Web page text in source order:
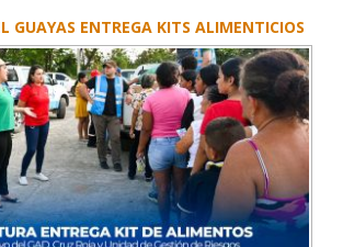
GUAYAS ENTREGA KITS ALIMENTICIOS